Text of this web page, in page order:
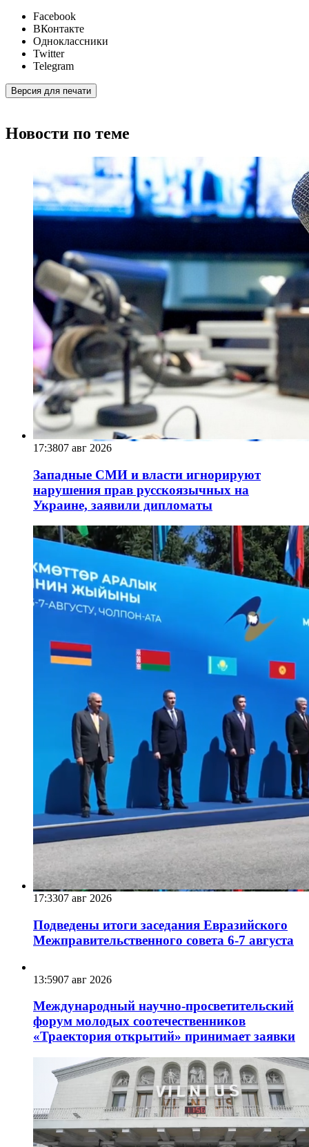
Facebook
ВКонтакте
Одноклассники
Twitter
Telegram
Версия для печати
Новости по теме
17:3807 авг 2026
Западные СМИ и власти игнорируют
нарушения прав русскоязычных на
Украине, заявили дипломаты
17:3307 авг 2026
Подведены итоги заседания Евразийского
Межправительственного совета 6-7 августа
13:5907 авг 2026
Международный научно-просветительский
форум молодых соотечественников
«Траектория открытий» принимает заявки